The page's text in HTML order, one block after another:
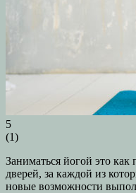
5
(1)
Заниматься йогой это как
дверей, за каждой из
новые возможности